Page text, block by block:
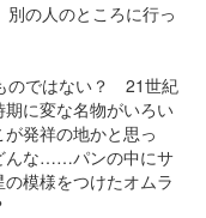
の人のところに行っ
のではない？ 21世紀
に変な名物がいろい
発祥の地かと思っ
な……パンの中にサ
模様をつけたオムラ